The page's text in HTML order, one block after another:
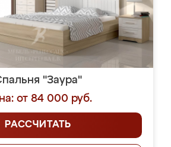
"Заура"
от 84 000 руб.
РАССЧИТАТЬ